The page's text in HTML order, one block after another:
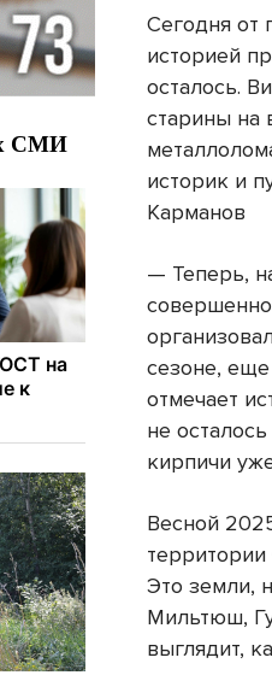
Сегодня от
историей
осталось.
старины на
историк и
Карманов
— Теперь,
сезоне,
отмечает
не
кирпичи
Весной
Это земли,
Мильтюш,
выглядит,